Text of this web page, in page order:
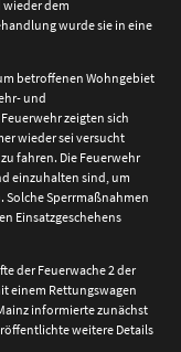
dem
wurde sie in eine
betroffenen Wohngebiet
und
zeigten sich
wieder sei versucht
fahren. Die Feuerwehr
einzuhalten sind, um
Solche Sperrmaßnahmen
Einsatzgeschehens
der Feuerwache 2 der
einem Rettungswagen
informierte zunächst
weitere Details